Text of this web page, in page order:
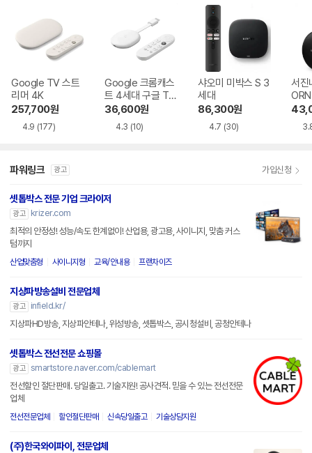
Google TV 스트
리머 4K
257,700원
4.9 (177)
Google 크롬캐스
트 4세대 구글 TV
4K
36,600원
4.3 (10)
샤오미 미박스 S 3
세대
86,300원
4.7 (30)
서진
y K9
파워링크 광고 가입신청
셋톱박스 전문 기업 크라이저
광고
krizer.com
최적의 안정성! 성능/속도 한계없이! 산업용, 광고용, 사이니지, 맞춤 커스
텀까지
산업맞춤형 사이니지형 교육/안내용 프랜차이즈
지상파방송설비 전문업체
광고
infield.kr/
지상파HD방송, 지상파안테나, 위성방송, 셋톱박스, 공시청설비, 공청안테나
셋톱박스 전선전문 쇼핑몰
광고 smartstore.naver.com/cablemart
전선할인 절단판매. 당일출고. 기술지원! 공사견적. 믿을 수 있는 전선전문
업체
전선전문업체 할인절단판매 신속당일출고 기술상담지원
(주)한국와이파이, 전문업체